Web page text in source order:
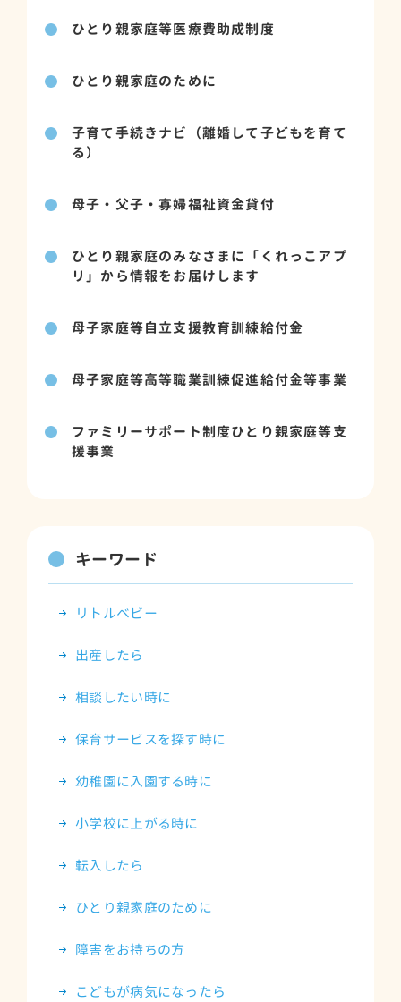
ひとり親家庭等医療費助成制度
ひとり親家庭のために
子育て手続きナビ（離婚して子どもを育て
る）
母子・父子・寡婦福祉資金貸付
ひとり親家庭のみなさまに「くれっこアプ
リ」から情報をお届けします
母子家庭等自立支援教育訓練給付金
母子家庭等高等職業訓練促進給付金等事業
ファミリーサポート制度ひとり親家庭等支
援事業
キーワード
リトルベビー
出産したら
相談したい時に
保育サービスを探す時に
幼稚園に入園する時に
小学校に上がる時に
転入したら
ひとり親家庭のために
障害をお持ちの方
こどもが病気になったら